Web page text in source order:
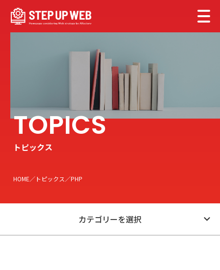
トピックス
HOME トピックス PHP
カテゴリーを選択